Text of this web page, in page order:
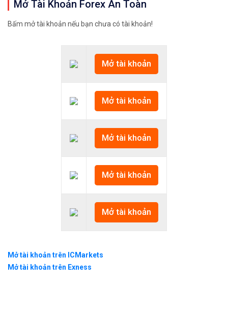
Mở Tài Khoản Forex An Toàn
Bấm mở tài khoản nếu bạn chưa có tài khoản!
Mở tài khoản
Mở tài khoản
Mở tài khoản
Mở tài khoản
Mở tài khoản
Mở tài khoản trên ICMarkets
Mở tài khoản trên Exness